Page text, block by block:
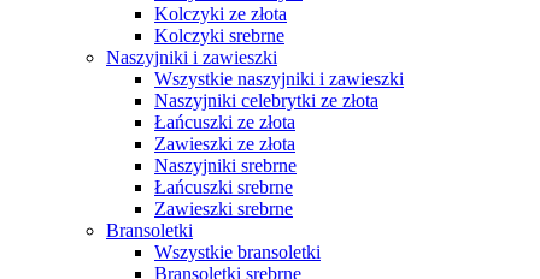
Kolczyki ze złota
Kolczyki srebrne
Naszyjniki i zawieszki
Wszystkie naszyjniki i zawieszki
Naszyjniki celebrytki ze złota
Łańcuszki ze złota
Zawieszki ze złota
Naszyjniki srebrne
Łańcuszki srebrne
Zawieszki srebrne
Bransoletki
Wszystkie bransoletki
Bransoletki srebrne